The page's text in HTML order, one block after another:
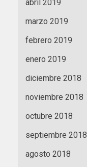
abril 2019
marzo 2019
febrero 2019
enero 2019
diciembre 2018
noviembre 2018
octubre 2018
septiembre 2018
agosto 2018